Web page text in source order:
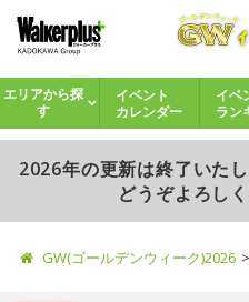
エリアから探
す
イベント
カレンダー
イベ
ラン
2026年の更新は終了いた
どうぞよろし
GW(ゴールデンウィーク)2026